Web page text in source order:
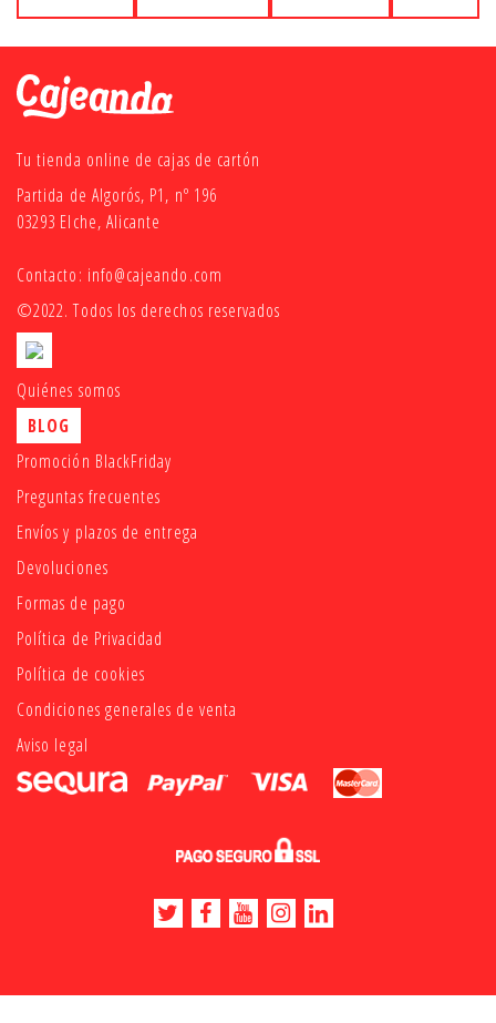
Tu tienda online de cajas de cartón
Partida de Algorós, P1, nº 196
03293 Elche, Alicante
Contacto: info@cajeando.com
©2022. Todos los derechos reservados
Quiénes somos
BLOG
Promoción BlackFriday
Preguntas frecuentes
Envíos y plazos de entrega
Devoluciones
Formas de pago
Política de Privacidad
Política de cookies
Condiciones generales de venta
Aviso legal